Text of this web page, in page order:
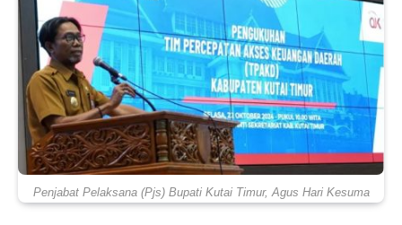
Penjabat Pelaksana (Pjs) Bupati Kutai Timur, Agus Hari Kesuma